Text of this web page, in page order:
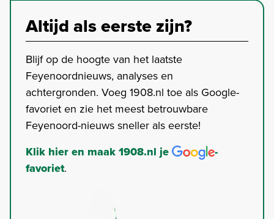
Altijd als eerste zijn?
Blijf op de hoogte van het laatste
Feyenoordnieuws, analyses en
achtergronden. Voeg 1908.nl toe als Google-
favoriet en zie het meest betrouwbare
Feyenoord-nieuws sneller als eerste!
Klik hier en maak 1908.nl je
-
favoriet.